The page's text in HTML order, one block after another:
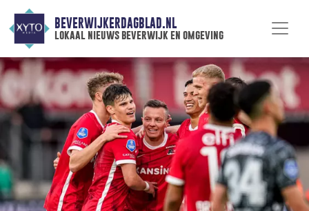
BEVERWIJKERDAGBLAD.NL
lokaal nieuws beverwijk en omgeving